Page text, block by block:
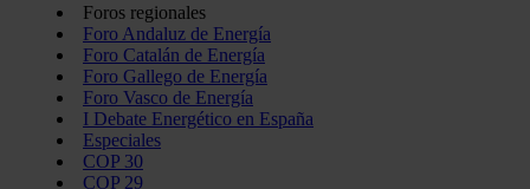
Foros regionales
Foro Andaluz de Energía
Foro Catalán de Energía
Foro Gallego de Energía
Foro Vasco de Energía
I Debate Energético en España
Especiales
COP 30
COP 29